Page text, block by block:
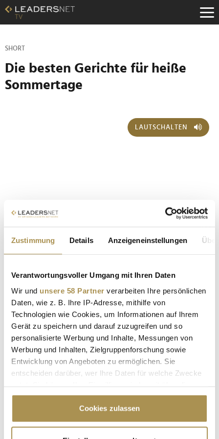
Zustimmung Details Anzeigeneinstellungen
Verantwortungsvoller Umgang mit Ihren Daten
Wir und unsere 58 Partner verarbeiten Ihre persönlichen
Daten, wie z. B. Ihre IP-Adresse, mithilfe von
Technologien wie Cookies, um Informationen auf Ihrem
Gerät zu speichern und darauf zuzugreifen und so
personalisierte Werbung und Inhalte, Messungen von
Werbung und Inhalten, Zielgruppenforschung sowie
Entwicklung von Angeboten zu ermöglichen. Sie
entscheiden darüber, wer Ihre Daten für welche Zwecke
Cookie-Erklärung oder durch Klicken auf das Privacy
Trigger Symbol ändern oder widerrufen
Cookies zulassen
Zum
Inhalt
Zur
Navigation
Hauptnavigation
SHORT
Die besten Gerichte für heiße
Sommertage
LAUTSCHALTEN
Sollten Sie das Video nicht abspielen können, klicken Sie bittehier!
Advertisement